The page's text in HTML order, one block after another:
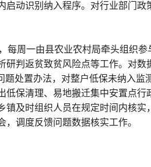
启动识别纳入程序。对行业部门
每周一由县农业农村局牵头组织
研判返贫致贫风险点等工作。对
题处置办法，对整户低保未纳入
低保清理、易地搬迁集中安置点
镇及时组织人员在规定时间内核
调度反馈问题数据核实工作。